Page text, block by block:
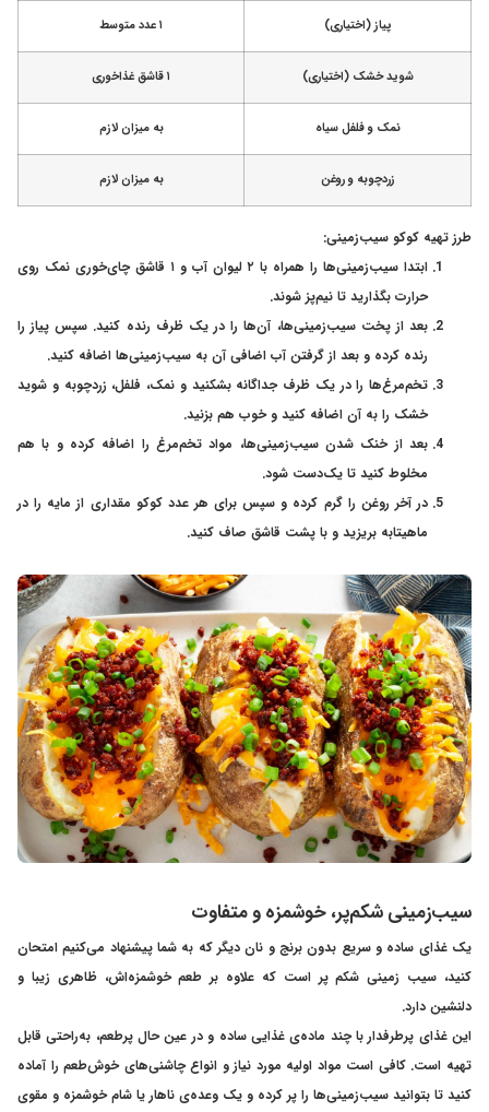
پیاز (اختیاری) ۱ عدد متوسط
شوید خشک (اختیاری) ۱ قاشق غذاخوری
نمک و فلفل سیاه به میزان لازم
زردچوبه و روغن به میزان لازم
طرز تهیه کوکو سیب‌زمینی:
ابتدا سیب‌زمینی‌‌ها را همراه با ۲ لیوان آب و ۱ قاشق چای‌خوری نمک روی
حرارت بگذارید تا نیم‌پز شوند.
بعد از پخت سیب‌زمینی‌ها، آن‌ها را در یک ظرف رنده کنید. سپس پیاز را
رنده کرده و بعد از گرفتن آب اضافی آن به سیب‌زمینی‌ها اضافه کنید.
تخم‌مرغ‌ها را در یک ظرف جداگانه بشکنید و نمک، فلفل، زردچوبه و شوید
خشک را به آن اضافه کنید و خوب هم بزنید.
بعد از خنک شدن سیب‌زمینی‌ها، مواد تخم‌مرغ را اضافه کرده و با هم
مخلوط کنید تا یک‌دست شود.
در آخر روغن را گرم کرده و سپس برای هر عدد کوکو مقداری از مایه را در
ماهیتابه بریزید و با پشت قاشق صاف کنید.
سیب‌زمینی شکم‌پر، خوشمزه و متفاوت
یک غذای ساده و سریع بدون برنج و نان دیگر که به شما پیشنهاد می‌کنیم امتحان
کنید، سیب زمینی شکم پر است که علاوه بر طعم خوشمزه‌اش، ظاهری زیبا و
دلنشین دارد.
این غذای پرطرفدار با چند ماده‌ی غذایی ساده و در عین حال پرطعم، به‌راحتی قابل
تهیه است. کافی است مواد اولیه مورد نیاز و انواع چاشنی‌های خوش‌طعم را آماده
کنید تا بتوانید سیب‌زمینی‌ها را پر کرده و یک وعده‌ی ناهار یا شام خوشمزه و مقوی